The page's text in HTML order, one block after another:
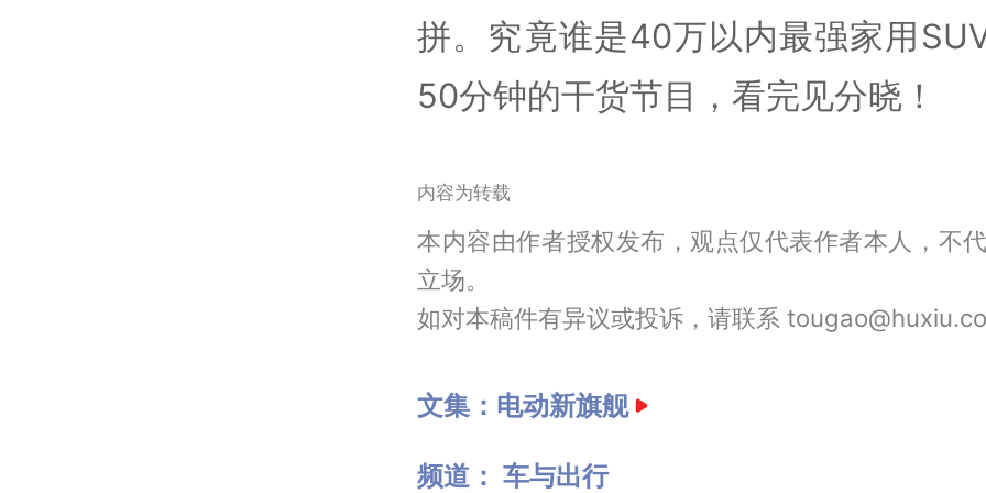
拼。究竟谁是40万以内最强家用
50分钟的干货节目，看完见分晓！
内容为转载
本内容由作者授权发布，观点仅代表作者本人，不
立场。
如对本稿件有异议或投诉，请联系
文集： 电动新旗舰
频道： 车与出行